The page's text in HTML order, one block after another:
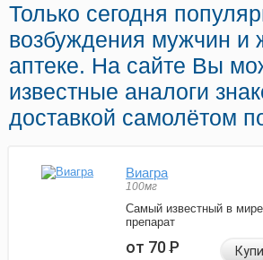
Только сегодня
возбуждения мужчин и
аптеке. На сайте Вы
известные аналоги
доставкой самолётом
Виагра
100мг
Самый известный в мире
препарат
от 70Р